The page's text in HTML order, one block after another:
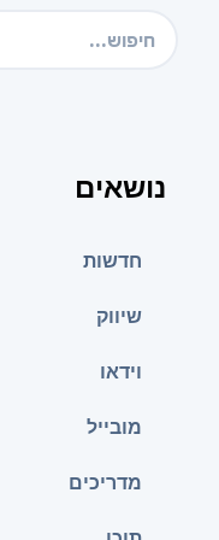
נושאים
חדשות
שיווק
וידאו
מובייל
מדריכים